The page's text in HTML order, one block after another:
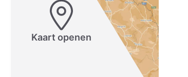
Kaart openen